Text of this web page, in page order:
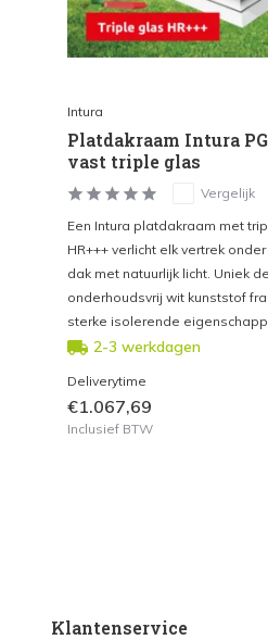
Intura
Platdakraam Intura
vast triple glas
Vergelijk
Een Intura platdakraam met
HR+++ verlicht elk vertrek
dak met natuurlijk licht. Uniek
onderhoudsvrij wit kunststof
sterke isolerende
2-3 werkdagen
Deliverytime
€1.067,69
Inclusief BTW
Klantenservice